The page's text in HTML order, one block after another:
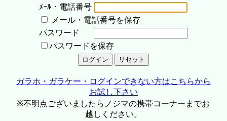
ﾒｰﾙ・電話番号
メール・電話番号を保存
パスワード
パスワードを保存
ガラホ・ガラケー・ログインできない方はこちらから
お試し下さい
※不明点ございましたらノジマの携帯コーナーまでお
越しください。